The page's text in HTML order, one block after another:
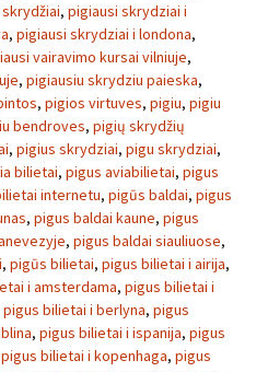
, pigiausi skrydziai i
, pigiausi skrydziai i londona,
vairavimo kursai vilniuje,
, pigiausiu skrydziu paieska,
, pigios virtuves, pigiu, pigiu
bendroves, pigių skrydžių
, pigius skrydziai, pigu skrydziai,
bilietai, pigus aviabilietai, pigus
internetu, pigūs baldai, pigus
, pigus baldai kaune, pigus
, pigus baldai siauliuose,
, pigūs bilietai, pigus bilietai i airija,
i amsterdama, pigus bilietai i
pigus bilietai i berlyna, pigus
, pigus bilietai i ispanija, pigus
pigus bilietai i kopenhaga, pigus